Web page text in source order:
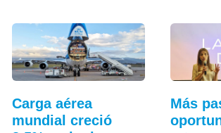
Carga aérea
mundial creció
Más